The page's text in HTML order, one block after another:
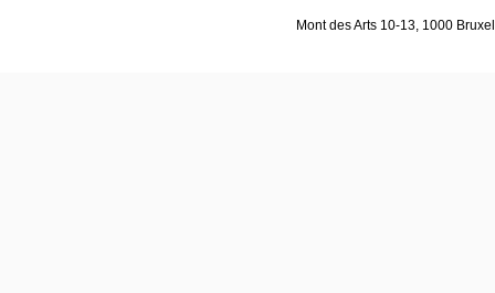
Mont des Arts 10-13, 1000